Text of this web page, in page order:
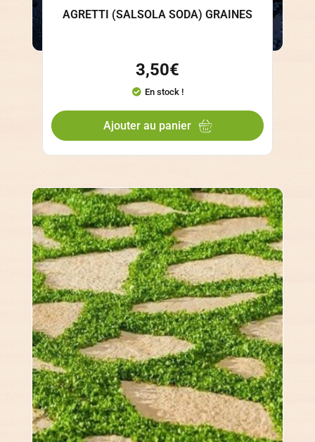
AGRETTI (SALSOLA SODA) GRAINES
3,50€
En stock !
Ajouter au panier